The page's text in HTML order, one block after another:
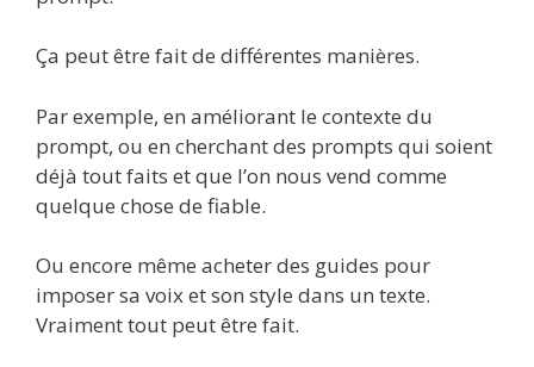
Ça peut être fait de différentes manières.
Par exemple, en améliorant le contexte du
prompt, ou en cherchant des prompts qui soient
déjà tout faits et que l’on nous vend comme
quelque chose de fiable.
Ou encore même acheter des guides pour
imposer sa voix et son style dans un texte.
Vraiment tout peut être fait.